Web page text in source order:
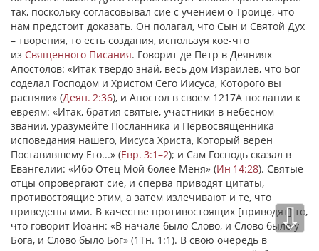
так, поскольку согласовывал сие с учением о Троице, что
нам предстоит доказать. Он полагал, что Сын и Святой Дух
– творения, то есть создания, используя кое-что
из Священного Писания. Говорит де Петр в Деяниях
Апостолов: «Итак твердо знай, весь дом Израилев, что Бог
соделал Господом и Христом Сего Иисуса, Которого вы
распяли» (Деян. 2:36), и Апостол в своем 1217А послании к
евреям: «Итак, братия святые, участники в небесном
звании, уразумейте Посланника и Первосвященника
исповедания нашего, Иисуса Христа, Который верен
Поставившему Его...» (Евр. 3:1–2); и Сам Господь сказал в
Евангелии: «Ибо Отец Мой более Меня» (Ин 14:28). Святые
отцы опровергают сие, и сперва приводят цитаты,
противостоящие этим, а затем излечивают и те, что
приведены ими. В качестве противостоящих [приводят] то,
что говорит Иоанн: «В начале было Слово, и Слово было у
Бога, и Слово было Бог» (1Тн. 1:1). В свою очередь в
⇩